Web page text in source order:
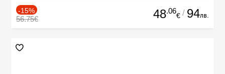
-15%
56.75€ 48.06
€ / 94лв.